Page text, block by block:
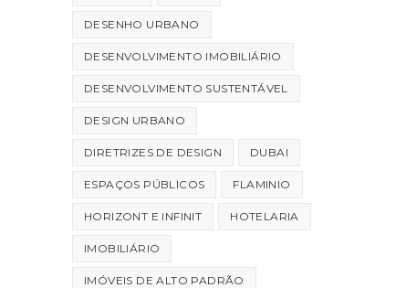
DESENHO URBANO
DESENVOLVIMENTO IMOBILIÁRIO
DESENVOLVIMENTO SUSTENTÁVEL
DESIGN URBANO
DIRETRIZES DE DESIGN DUBAI
ESPAÇOS PÚBLICOS FLAMINIO
HORIZONT E INFINIT HOTELARIA
IMOBILIÁRIO
IMÓVEIS DE ALTO PADRÃO